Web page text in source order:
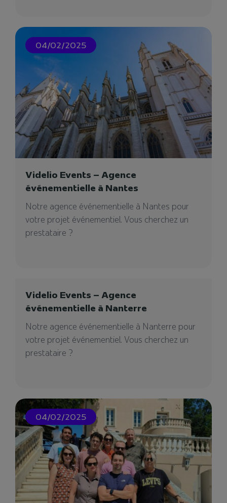
04/02/2025
Videlio Events – Agence
événementielle à Nantes
Notre agence événementielle à Nantes pour
votre projet événementiel. Vous cherchez un
prestataire ?
Videlio Events – Agence
événementielle à Nanterre
Notre agence événementielle à Nanterre pour
votre projet événementiel. Vous cherchez un
prestataire ?
04/02/2025
Studio Anatole
Le studio lyonnais de doublage Studio Anatole
mené par Tim Borne inaugure sa nouvelle
adresse...
23/06/2023
Miraval Studios
Le studio emblématique est de retour ! Videlio a
02/02/2023